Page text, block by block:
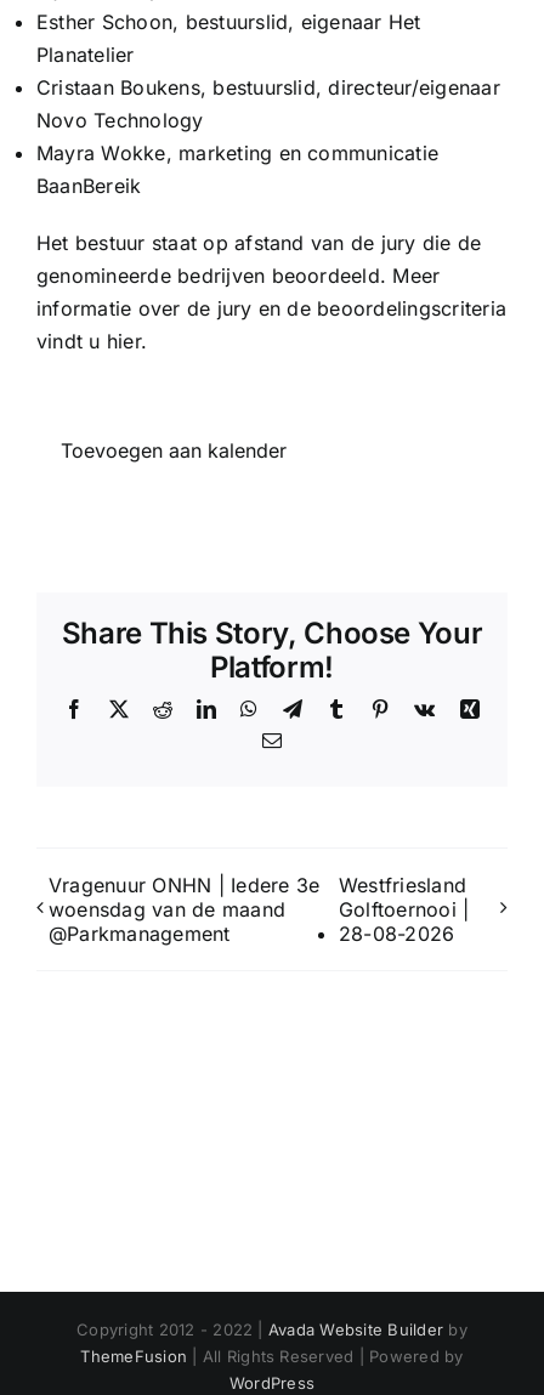
Esther Schoon, bestuurslid, eigenaar Het
Planatelier
Cristaan Boukens, bestuurslid, directeur/eigenaar
Novo Technology
Mayra Wokke, marketing en communicatie
BaanBereik
Het bestuur staat op afstand van de jury die de
genomineerde bedrijven beoordeeld. Meer
informatie over de jury en de beoordelingscriteria
vindt u hier.
Toevoegen aan kalender
Share This Story, Choose Your
Platform!
Facebook
X RedditLinkedInWhatsApp
TelegramTumblr Pinterest
Vk
Xing
E-
Vragenuur ONHN | Iedere 3e
woensdag van de maand
@Parkmanagement
Westfriesland
Golftoernooi |
28-08-2026
Copyright 2012 - 2022 | Avada Website Builder by
ThemeFusion | All Rights Reserved | Powered by
WordPress